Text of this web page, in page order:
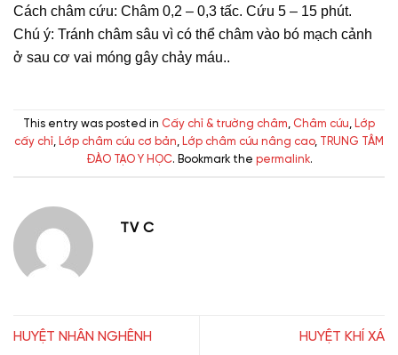
Cách châm cứu: Châm 0,2 – 0,3 tấc. Cứu 5 – 15 phút.
Chú ý: Tránh châm sâu vì có thể châm vào bó mạch cảnh
ở sau cơ vai móng gây chảy máu..
This entry was posted in Cấy chỉ & trường châm, Châm cứu, Lớp
cấy chỉ, Lớp châm cứu cơ bản, Lớp châm cứu nâng cao,
TRUNG TÂM
ĐÀO TẠO Y HỌC. Bookmark the permalink.
TV C
HUYỆT NHÂN NGHÊNH HUYỆT KHÍ XÁ